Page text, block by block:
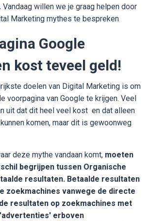
Vandaag willen we je graag helpen door
Marketing mythes te bespreken
Google
kost teveel geld!
doelen van Digital Marketing is om
voorpagina van Google te krijgen. Veel
uit dat dit heel veel kost en dat alleen
komen, maar dit is gewoonweg
deze mythe vandaan komt, moeten
begrijpen tussen Organische
resultaten. Betaalde resultaten
zoekmachines vanwege de directe
resultaten op zoekmachines met
erboven